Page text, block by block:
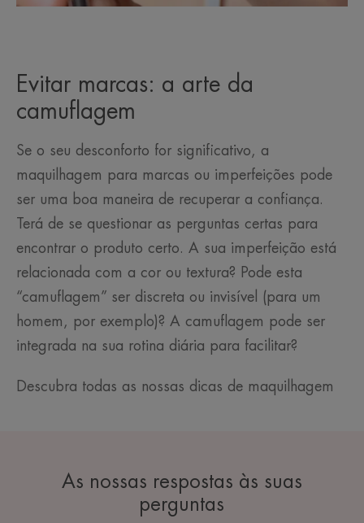
Evitar marcas: a arte da
camuflagem
Se o seu desconforto for significativo, a
maquilhagem para marcas ou imperfeições pode
ser uma boa maneira de recuperar a confiança.
Terá de se questionar as perguntas certas para
encontrar o produto certo. A sua imperfeição está
relacionada com a cor ou textura? Pode esta
“camuflagem” ser discreta ou invisível (para um
homem, por exemplo)? A camuflagem pode ser
integrada na sua rotina diária para facilitar?
Descubra todas as nossas dicas de maquilhagem
As nossas respostas às suas
perguntas